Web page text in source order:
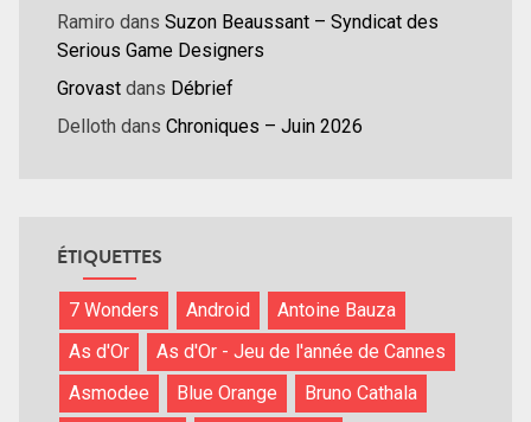
Ramiro dans Suzon Beaussant – Syndicat des
Serious Game Designers
Grovast dans Débrief
Delloth dans Chroniques – Juin 2026
ÉTIQUETTES
7 Wonders Android
Antoine Bauza
As d'Or
As d'Or - Jeu de l'année de Cannes
Asmodee
Blue Orange
Bruno Cathala